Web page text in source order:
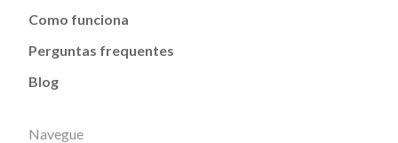
Como funciona
Perguntas frequentes
Blog
Navegue